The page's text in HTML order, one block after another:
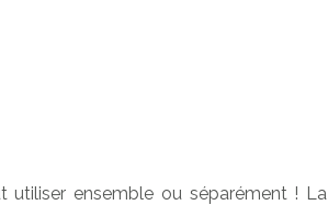
utiliser ensemble ou séparément ! La